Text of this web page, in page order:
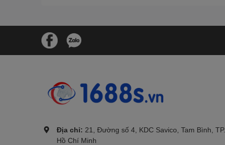
Địa chỉ: 21, Đường số 4, KDC Savico, Tam Bình, TP.
Hồ Chí Minh